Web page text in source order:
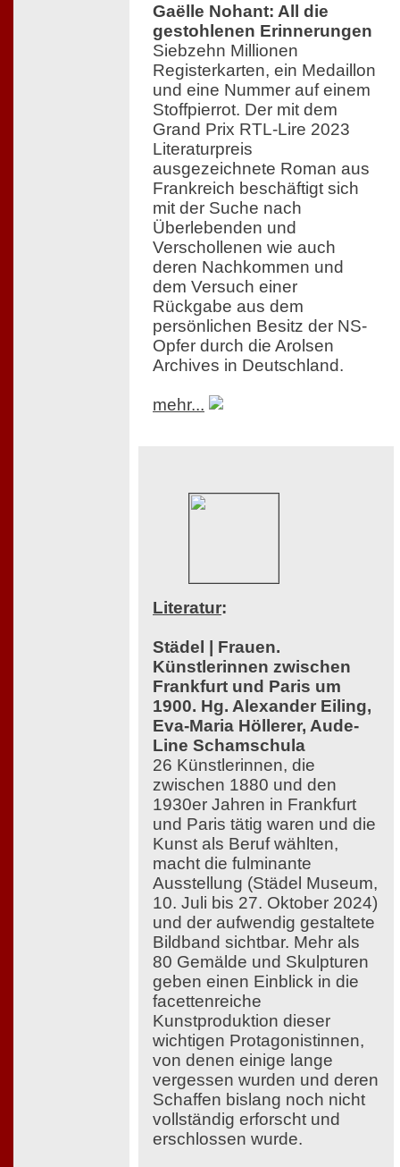
Gaëlle Nohant: All die
gestohlenen Erinnerungen
Siebzehn Millionen
Registerkarten, ein Medaillon
und eine Nummer auf einem
Stoffpierrot. Der mit dem
Grand Prix RTL-Lire 2023
Literaturpreis
ausgezeichnete Roman aus
Frankreich beschäftigt sich
mit der Suche nach
Überlebenden und
Verschollenen wie auch
deren Nachkommen und
dem Versuch einer
Rückgabe aus dem
persönlichen Besitz der NS-
Opfer durch die Arolsen
Archives in Deutschland.
mehr...
Literatur:
Städel | Frauen.
Künstlerinnen zwischen
Frankfurt und Paris um
1900. Hg. Alexander Eiling,
Eva-Maria Höllerer, Aude-
Line Schamschula
26 Künstlerinnen, die
zwischen 1880 und den
1930er Jahren in Frankfurt
und Paris tätig waren und die
Kunst als Beruf wählten,
macht die fulminante
Ausstellung (Städel Museum,
10. Juli bis 27. Oktober 2024)
und der aufwendig gestaltete
Bildband sichtbar. Mehr als
80 Gemälde und Skulpturen
geben einen Einblick in die
facettenreiche
Kunstproduktion dieser
wichtigen Protagonistinnen,
von denen einige lange
vergessen wurden und deren
Schaffen bislang noch nicht
vollständig erforscht und
erschlossen wurde.